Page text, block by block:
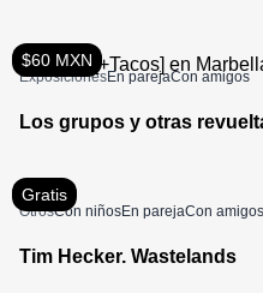
$60 MXN
ExposicionesEn parejaCon amigos
Los grupos y otras
Gratis
OtrosCon niñosEn parejaCon amigos
Tim Hecker. Wastelands